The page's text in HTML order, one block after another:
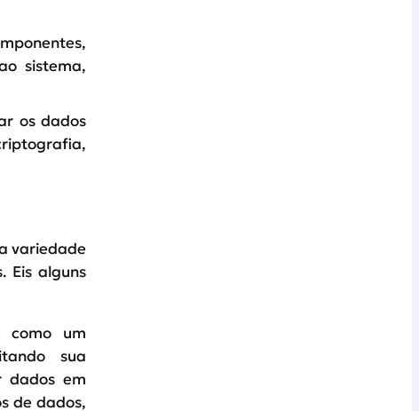
sistema,
os dados
variedade
Eis alguns
como um
sua
dados em
de dados,